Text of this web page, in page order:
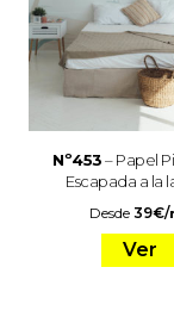
Nº453– Papel
Escapada a la
Desde 39€/
Ver